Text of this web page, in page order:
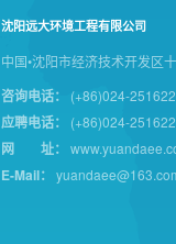
沈阳远大环境工程有限公司
中国•沈阳市经济技术开发区
咨询电话： (+86)024-
应聘电话： (+86)024-
网 址：
E-Mail：